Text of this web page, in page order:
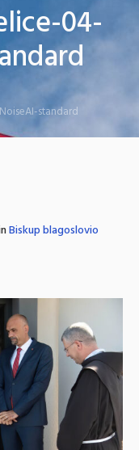
04-
standard
Biskup blagoslovio